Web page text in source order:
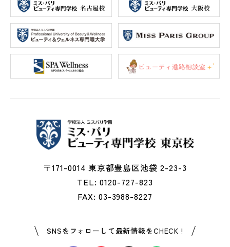
〒171-0014 東京都豊島区池袋 2-23-3
TEL: 0120-727-823
FAX: 03-3988-8227
SNSをフォローして最新情報をCHECK !